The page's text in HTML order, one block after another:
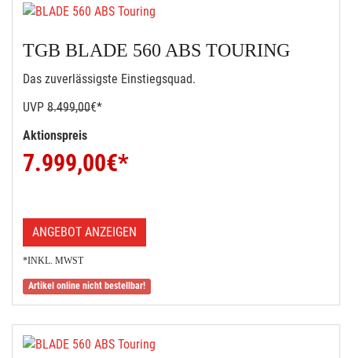
TGB BLADE 560 ABS TOURING
Das zuverlässigste Einstiegsquad.
UVP 8.499,00€*
Aktionspreis
7.999,00€*
ANGEBOT ANZEIGEN
*INKL. MWST
Artikel online nicht bestellbar!